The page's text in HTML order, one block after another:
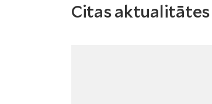
Citas aktualitātes